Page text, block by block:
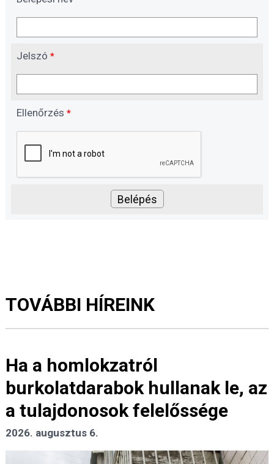
Jelszó *
Ellenőrzés *
TOVÁBBI HÍREINK
Ha a homlokzatról
burkolatdarabok hullanak le, az
a tulajdonosok felelőssége
2026. augusztus 6.